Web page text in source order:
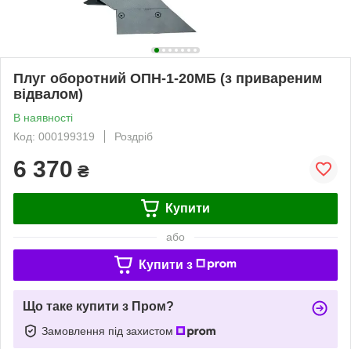
Плуг оборотний ОПН-1-20МБ (з привареним
відвалом)
В наявності
Код: 000199319
Роздріб
6 370 ₴
Купити
або
Купити з
Що таке купити з Пром?
Замовлення під захистом